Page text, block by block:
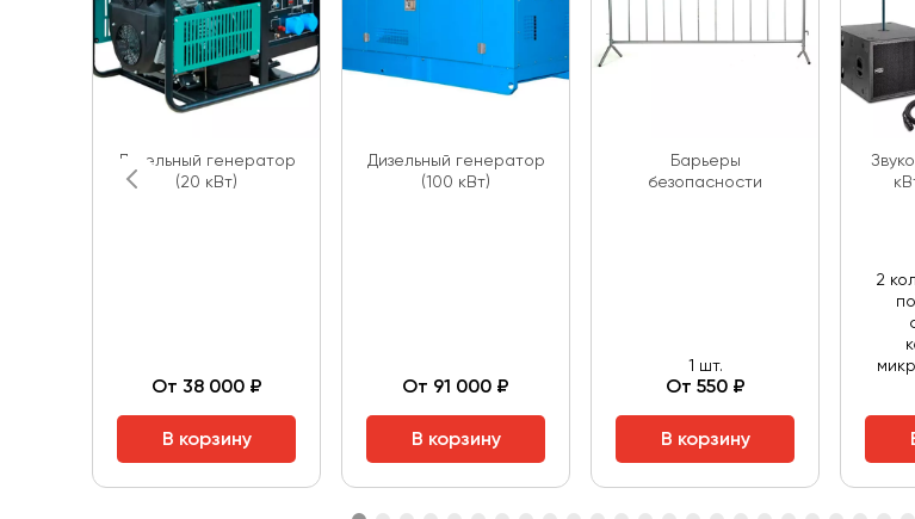
Дизельный генератор
(20 кВт)
От 38 000 ₽
В корзину
Дизельный генератор
(100 кВт)
От 91 000 ₽
В корзину
Барьеры
безопасности
1 шт.
От 550 ₽
В корзину
2